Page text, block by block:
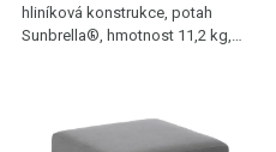
hliníková konstrukce, potah
Sunbrella®, hmotnost 11,2 kg,